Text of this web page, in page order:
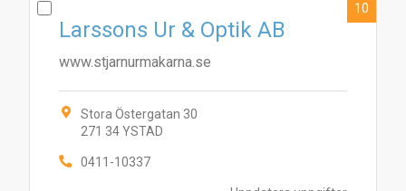
Larssons Ur & Optik AB
www.stjarnurmakarna.se
Stora Östergatan 30
271 34 YSTAD
0411-10337
10